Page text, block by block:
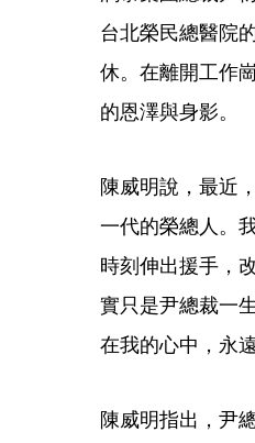
台北榮民總醫院
休。在離開工作
的恩澤與身影。
陳威明說，最近
一代的榮總人。
時刻伸出援手，
實只是尹總裁一
在我的心中，永
陳威明指出，尹